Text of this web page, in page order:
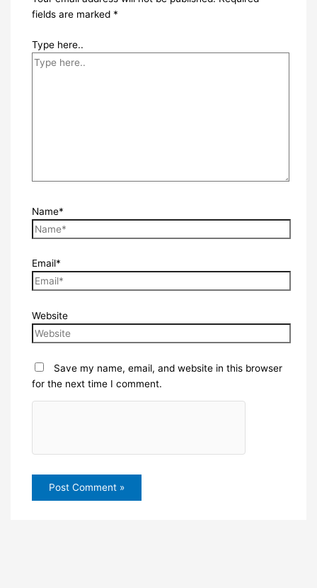
fields are marked *
Type here..
Name*
Email*
Website
Save my name, email, and website in this browser
for the next time I comment.